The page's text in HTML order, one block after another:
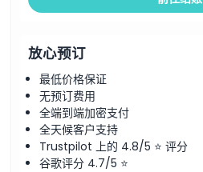
放心预订
最低价格保证
无预订费用
全端到端加密支付
全天候客户支持
Trustpilot 上的 4.8/5 ⭐ 评分
谷歌评分 4.7/5 ⭐